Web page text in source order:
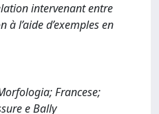
intervenant entre
à l’aide d’exemples en
Francese;
e Bally